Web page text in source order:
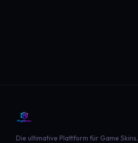
Die ultimative Plattform für Game Skins.